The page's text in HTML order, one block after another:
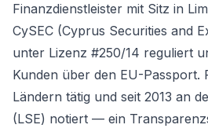
Finanzdienstleister mit Sitz in
CySEC (Cyprus Securities and
unter Lizenz #250/14 reguliert
Kunden über den EU-Passport.
Ländern tätig und seit 2013 an
(LSE) notiert — ein